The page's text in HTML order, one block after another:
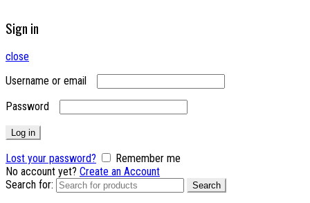
Sign in
close
Username or email
Password
Log in
Lost your password?
Remember me
No account yet? Create an Account
Search for:
Search